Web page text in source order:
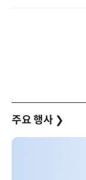
주요 행사 ❯